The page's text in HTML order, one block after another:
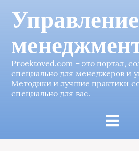
Proektoved.com – это портал,
специально для менеджеров и
Методики и лучшие практики
специально для вас.